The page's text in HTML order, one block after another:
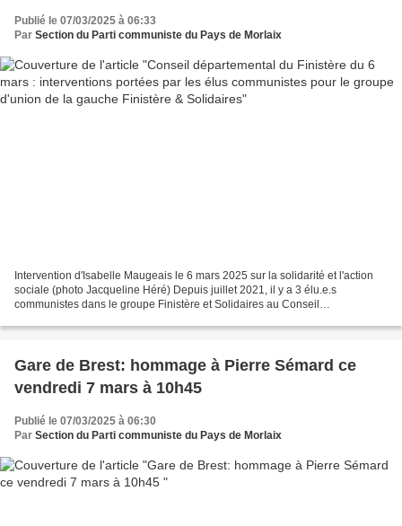
Solidaires
Publié le 07/03/2025 à 06:33
Par Section du Parti communiste du Pays de Morlaix
Intervention d'Isabelle Maugeais le 6 mars 2025 sur la solidarité et l'action
sociale (photo Jacqueline Héré) Depuis juillet 2021, il y a 3 élu.e.s
communistes dans le groupe Finistère et Solidaires au Conseil
Gare de Brest: hommage à Pierre Sémard ce
vendredi 7 mars à 10h45
Publié le 07/03/2025 à 06:30
Par Section du Parti communiste du Pays de Morlaix